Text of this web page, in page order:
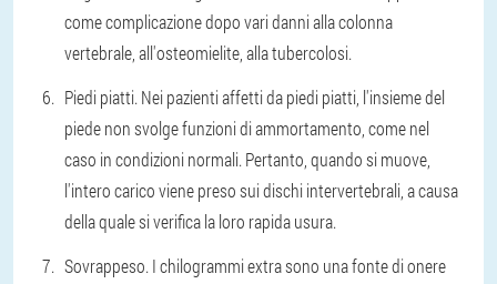
come complicazione dopo vari danni alla colonna
vertebrale, all'osteomielite, alla tubercolosi.
Piedi piatti. Nei pazienti affetti da piedi piatti, l'insieme del
piede non svolge funzioni di ammortamento, come nel
caso in condizioni normali. Pertanto, quando si muove,
l'intero carico viene preso sui dischi intervertebrali, a causa
della quale si verifica la loro rapida usura.
Sovrappeso. I chilogrammi extra sono una fonte di onere